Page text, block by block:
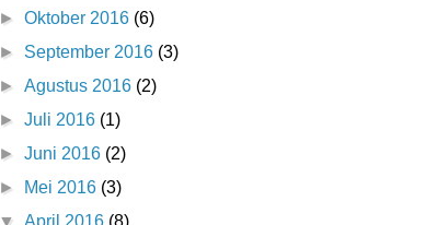
►Oktober 2016 (6)
► September 2016 (3)
►Agustus 2016 (2)
►Juli 2016 (1)
►Juni 2016 (2)
►
Mei 2016 (3)
▼April 2016 (8)